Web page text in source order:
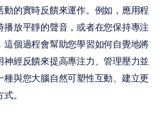
的實時反饋來運作。例如，應用程
放平靜的聲音，或者在您保持專注
個過程會幫助您學習如何自覺地將
經反饋來提高專注力、管理壓力並
與您大腦自然可塑性互動、建立更
。